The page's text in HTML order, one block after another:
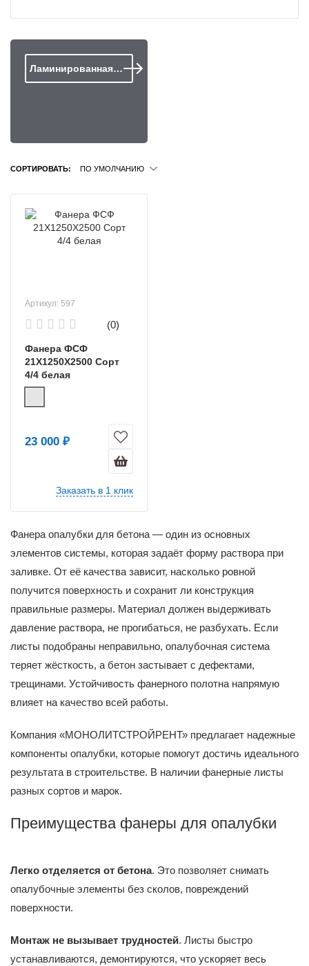
Ламинированная…
СОРТИРОВАТЬ: ПО УМОЛЧАНИЮ
Артикул: 597
(0)
Фанера ФСФ
21X1250X2500 Сорт
4/4 белая
23 000 ₽
Заказать в 1 клик
Фанера опалубки для бетона — один из основных
элементов системы, которая задаёт форму раствора при
заливке. От её качества зависит, насколько ровной
получится поверхность и сохранит ли конструкция
правильные размеры. Материал должен выдерживать
давление раствора, не прогибаться, не разбухать. Если
листы подобраны неправильно, опалубочная система
теряет жёсткость, а бетон застывает с дефектами,
трещинами. Устойчивость фанерного полотна напрямую
влияет на качество всей работы.
Компания «МОНОЛИТСТРОЙРЕНТ» предлагает надежные
компоненты опалубки, которые помогут достичь идеального
результата в строительстве. В наличии фанерные листы
разных сортов и марок.
Преимущества фанеры для опалубки
Легко отделяется от бетона. Это позволяет снимать
опалубочные элементы без сколов, повреждений
поверхности.
Монтаж не вызывает трудностей. Листы быстро
устанавливаются, демонтируются, что ускоряет весь